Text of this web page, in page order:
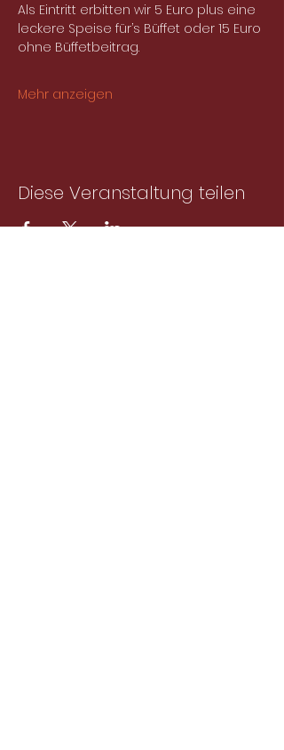
Als Eintritt erbitten wir 5 Euro plus eine
leckere Speise für’s Büffet oder 15 Euro
ohne Büffetbeitrag.
Mehr anzeigen
Diese Veranstaltung teilen